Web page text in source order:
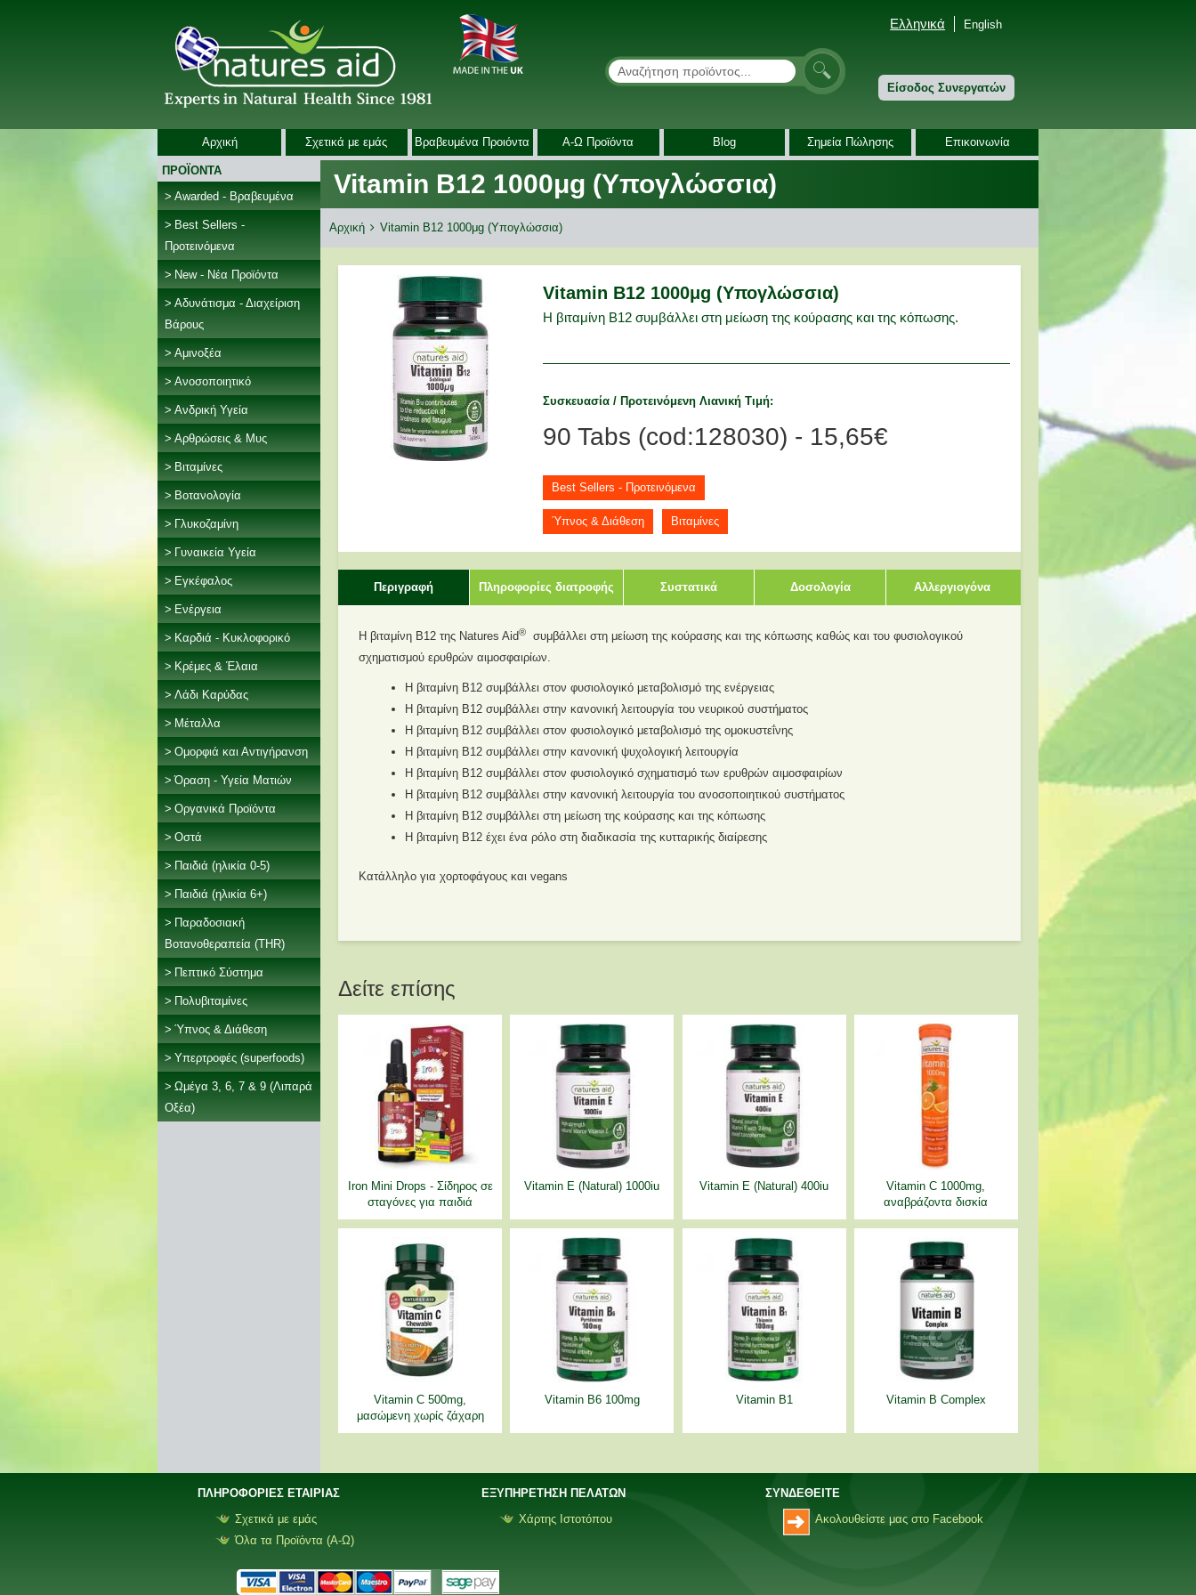
Ελληνικά English
Είσοδος Συνεργατών
Αρχική Σχετικά με εμάς Βραβευμένα Προιόντα Α-Ω Προϊόντα Blog Σημεία Πώλησης Επικοινωνία
Vitamin Β12 1000μg (Υπογλώσσια)
Breadcrumbs
You
are
Αρχική Vitamin Β12 1000μg (Υπογλώσσια)
Vitamin Β12 1000μg (Υπογλώσσια)
Η βιταμίνη Β12 συμβάλλει στη μείωση της κούρασης και της κόπωσης.
Συσκευασία / Προτεινόμενη Λιανική Τιμή
90 Tabs (cod:128030) - 15,65€
Best Sellers - Προτεινόμενα
Ύπνος & Διάθεση Βιταμίνες
Περιγραφή
(ενεργή
Πληροφορίες διατροφής Συστατικά Δοσολογία Αλλεργιογόνα
Η βιταμίνη Β12 της Natures Aid®
συμβάλλει στη μείωση της κούρασης και της κόπωσης καθώς και του φυσιολογικού
σχηματισμού ερυθρών αιμοσφαιρίων.
Η βιταμίνη Β12 συμβάλλει στον φυσιολογικό μεταβολισμό της ενέργειας
Η βιταμίνη Β12 συμβάλλει στην κανονική λειτουργία του νευρικού συστήματος
Η βιταμίνη Β12 συμβάλλει στον φυσιολογικό μεταβολισμό της ομοκυστεΐνης
Η βιταμίνη Β12 συμβάλλει στην κανονική ψυχολογική λειτουργία
Η βιταμίνη Β12 συμβάλλει στον φυσιολογικό σχηματισμό των ερυθρών αιμοσφαιρίων
Η βιταμίνη Β12 συμβάλλει στην κανονική λειτουργία του ανοσοποιητικού συστήματος
Η βιταμίνη Β12 συμβάλλει στη μείωση της κούρασης και της κόπωσης
Η βιταμίνη Β12 έχει ένα ρόλο στη διαδικασία της κυτταρικής διαίρεσης
Κατάλληλο για χορτοφάγους και vegans
Δείτε επίσης
Iron Mini Drops - Σίδηρος σε
σταγόνες για παιδιά
Vitamin E (Natural) 1000iu Vitamin E (Natural) 400iu
Vitamin C 1000mg,
αναβράζοντα δισκία
Vitamin C 500mg,
μασώμενη χωρίς ζάχαρη
Vitamin B6 100mg Vitamin B1 Vitamin B Complex
ΠΡΟΪΟΝΤΑ
Awarded - Βραβευμένα
Best Sellers -
Προτεινόμενα
New - Νέα Προϊόντα
Αδυνάτισμα - Διαχείριση
Βάρους
Αμινοξέα
Ανοσοποιητικό
Ανδρική Υγεία
Αρθρώσεις & Μυς
Βιταμίνες
Βοτανολογία
Γλυκοζαμίνη
Γυναικεία Υγεία
Εγκέφαλος
Ενέργεια
Καρδιά - Κυκλοφορικό
Κρέμες & Έλαια
Λάδι Καρύδας
Μέταλλα
Ομορφιά και Αντιγήρανση
Όραση - Υγεία Ματιών
Οργανικά Προϊόντα
Οστά
Παιδιά (ηλικία 0-5)
Παιδιά (ηλικία 6+)
Παραδοσιακή
Βοτανοθεραπεία (THR)
Πεπτικό Σύστημα
Πολυβιταμίνες
Ύπνος & Διάθεση
Υπερτροφές (superfoods)
Ωμέγα 3, 6, 7 & 9 (Λιπαρά
Οξέα)
ΠΛΗΡΟΦΟΡΙΕΣ ΕΤΑΙΡΙΑΣ
Σχετικά με εμάς
Όλα τα Προϊόντα (Α-Ω)
ΕΞΥΠΗΡΕΤΗΣΗ ΠΕΛΑΤΩΝ
Χάρτης Ιστοτόπου
ΣΥΝΔΕΘΕΙΤΕ
Ακολουθείστε μας στο Facebook